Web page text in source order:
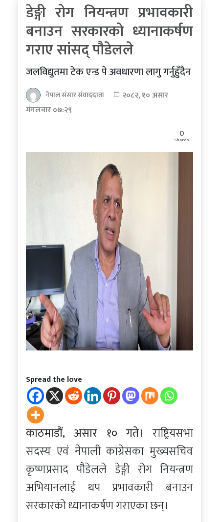
पत्रपत्रिकाबाट
डेङ्गी रोग नियन्त्रण प्रभावकारी
बनाउन सरकारको ध्यानाकर्षण
गराए सांसद् पौडेलले
जलविद्युतमा टेक एन्ड पे अवधारणा लागु गर्नुहुँदैन
नेपाल संसार संवाददाता
२०८२, १० असार
मंगलवार ०७:२९
0
Shares
Spread the love
काठमाडौं, असार १० गते। राष्ट्रियसभा
सदस्य एवं नेपाली कांग्रेसका मुख्यसचिव
कृष्णप्रसाद पौडेलले डेङ्गी रोग नियन्त्रण
अभियानलाई थप प्रभावकारी बनाउन
सरकारको ध्यानाकर्षण गराएका छन्।